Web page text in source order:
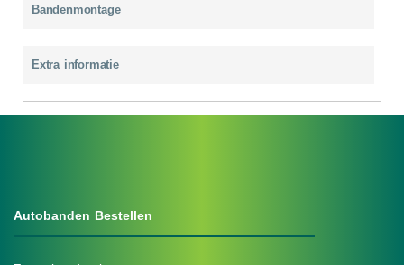
Bandenmontage
Extra informatie
Autobanden Bestellen